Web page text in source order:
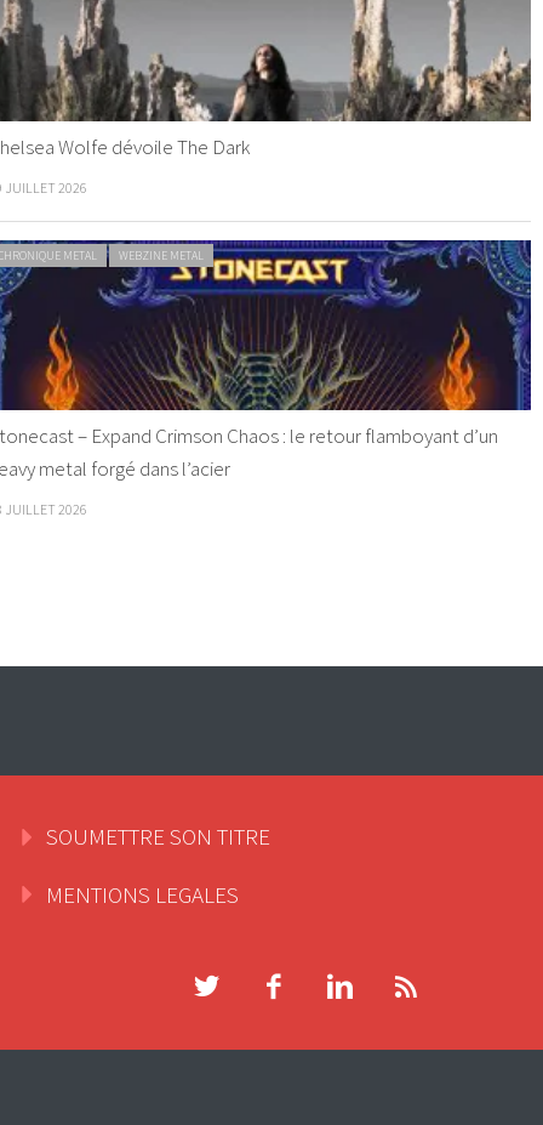
Wolfe dévoile The Dark
JUILLET 2026
METAL WEBZINE METAL
– Expand Crimson Chaos : le retour flamboyant d’un
metal forgé dans l’acier
JUILLET 2026
SOUMETTRE SON TITRE
MENTIONS LEGALES